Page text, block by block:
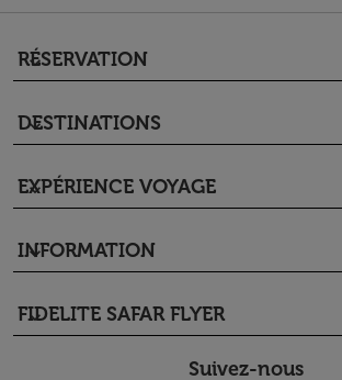
RÉSERVATION
keyboard_arrow_down
DESTINATIONS
keyboard_arrow_down
EXPÉRIENCE VOYAGE
keyboard_arrow_down
INFORMATION
keyboard_arrow_down
FIDELITE SAFAR FLYER
keyboard_arrow_down
Suivez-nous